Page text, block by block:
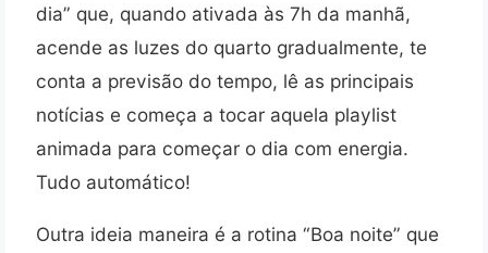
dia” que, quando ativada às 7h da manhã,
acende as luzes do quarto gradualmente, te
conta a previsão do tempo, lê as principais
notícias e começa a tocar aquela playlist
animada para começar o dia com energia.
Tudo automático!
Outra ideia maneira é a rotina “Boa noite” que